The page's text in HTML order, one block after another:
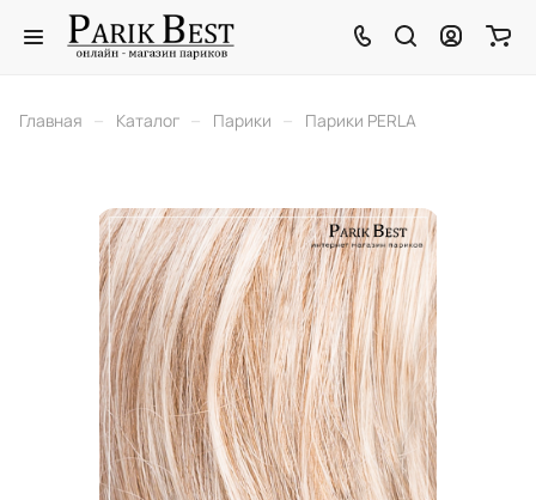
Главная – Каталог – Парики – Парики PERLA